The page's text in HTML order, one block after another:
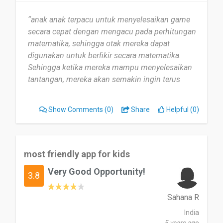
karena saya sering belajar atau membuka aplikasi
web CodeMonkey hingga 2-8 kali perhari karena
itu saya dapat menjawab beberapa pertanyaan
yang diajukan dosen kepada saya.
Date of this experience: 2023-09-21”
“anak anak terpacu untuk menyelesaikan game
secara cepat dengan mengacu pada perhitungan
matematika, sehingga otak mereka dapat
digunakan untuk berfikir secara matematika.
Sehingga ketika mereka mampu menyelesaikan
tantangan, mereka akan semakin ingin terus
Show Comments (0) Share Helpful (0)
most friendly app for kids
3.8 Very Good Opportunity!
Sahana R
India